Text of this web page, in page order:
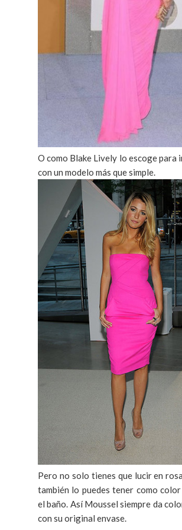
O como Blake Lively lo escoge para
con un modelo más que simple.
Pero no solo tienes que lucir en
también lo puedes tener como color
el baño. Así Moussel siempre da
con su original envase.